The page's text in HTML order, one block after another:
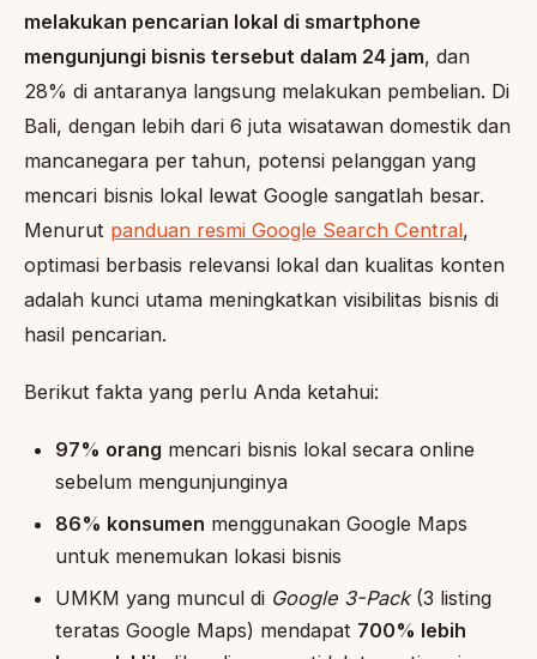
melakukan pencarian lokal di smartphone
mengunjungi bisnis tersebut dalam 24 jam, dan
28% di antaranya langsung melakukan pembelian. Di
Bali, dengan lebih dari 6 juta wisatawan domestik dan
mancanegara per tahun, potensi pelanggan yang
mencari bisnis lokal lewat Google sangatlah besar.
Menurut panduan resmi Google Search Central,
optimasi berbasis relevansi lokal dan kualitas konten
adalah kunci utama meningkatkan visibilitas bisnis di
hasil pencarian.
Berikut fakta yang perlu Anda ketahui:
97% orang mencari bisnis lokal secara online
sebelum mengunjunginya
86% konsumen menggunakan Google Maps
untuk menemukan lokasi bisnis
UMKM yang muncul di Google 3-Pack(3 listing
teratas Google Maps) mendapat 700% lebih